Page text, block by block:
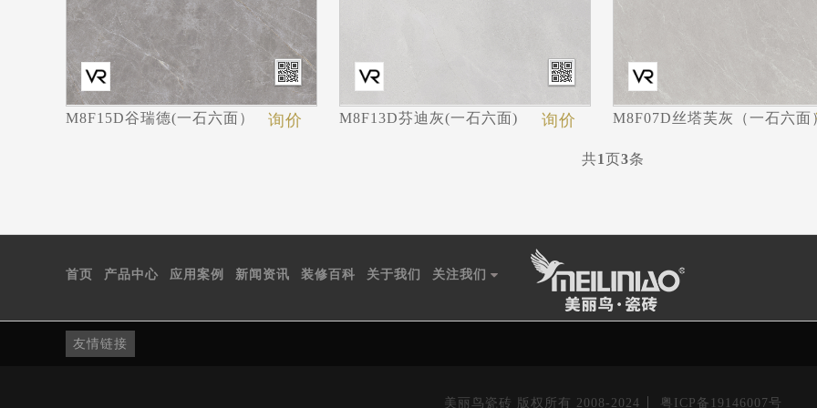
M8F15D谷瑞德(一石六面） 询价 M8F13D芬迪灰(一石六面) 询价 M8F07D丝塔芙灰（一石六面
共1页3条
首页 产品中心 应用案例 新闻资讯 装修百科 关于我们 关注我们
友情链接
美丽鸟瓷砖 版权所有 2008-2024 粤ICP备19146007号